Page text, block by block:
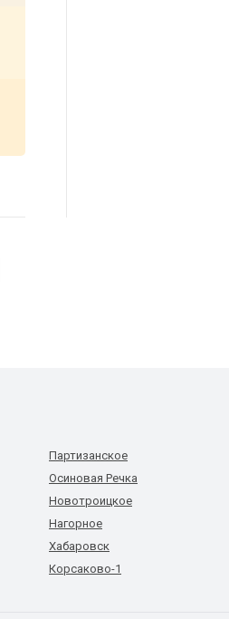
Партизанское
Осиновая Речка
Новотроицкое
Нагорное
Хабаровск
Корсаково-1